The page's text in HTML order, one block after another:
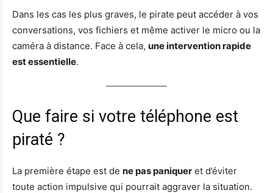
Dans les cas les plus graves, le pirate peut accéder à vos
conversations, vos fichiers et même activer le micro ou la
caméra à distance. Face à cela, une intervention rapide
est essentielle.
Que faire si votre téléphone est
piraté ?
La première étape est de ne pas paniquer et d’éviter
toute action impulsive qui pourrait aggraver la situation.